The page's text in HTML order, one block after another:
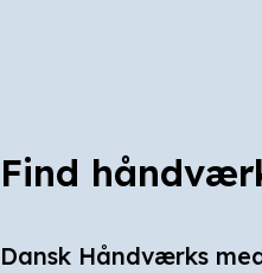
Find
Dansk Håndværks